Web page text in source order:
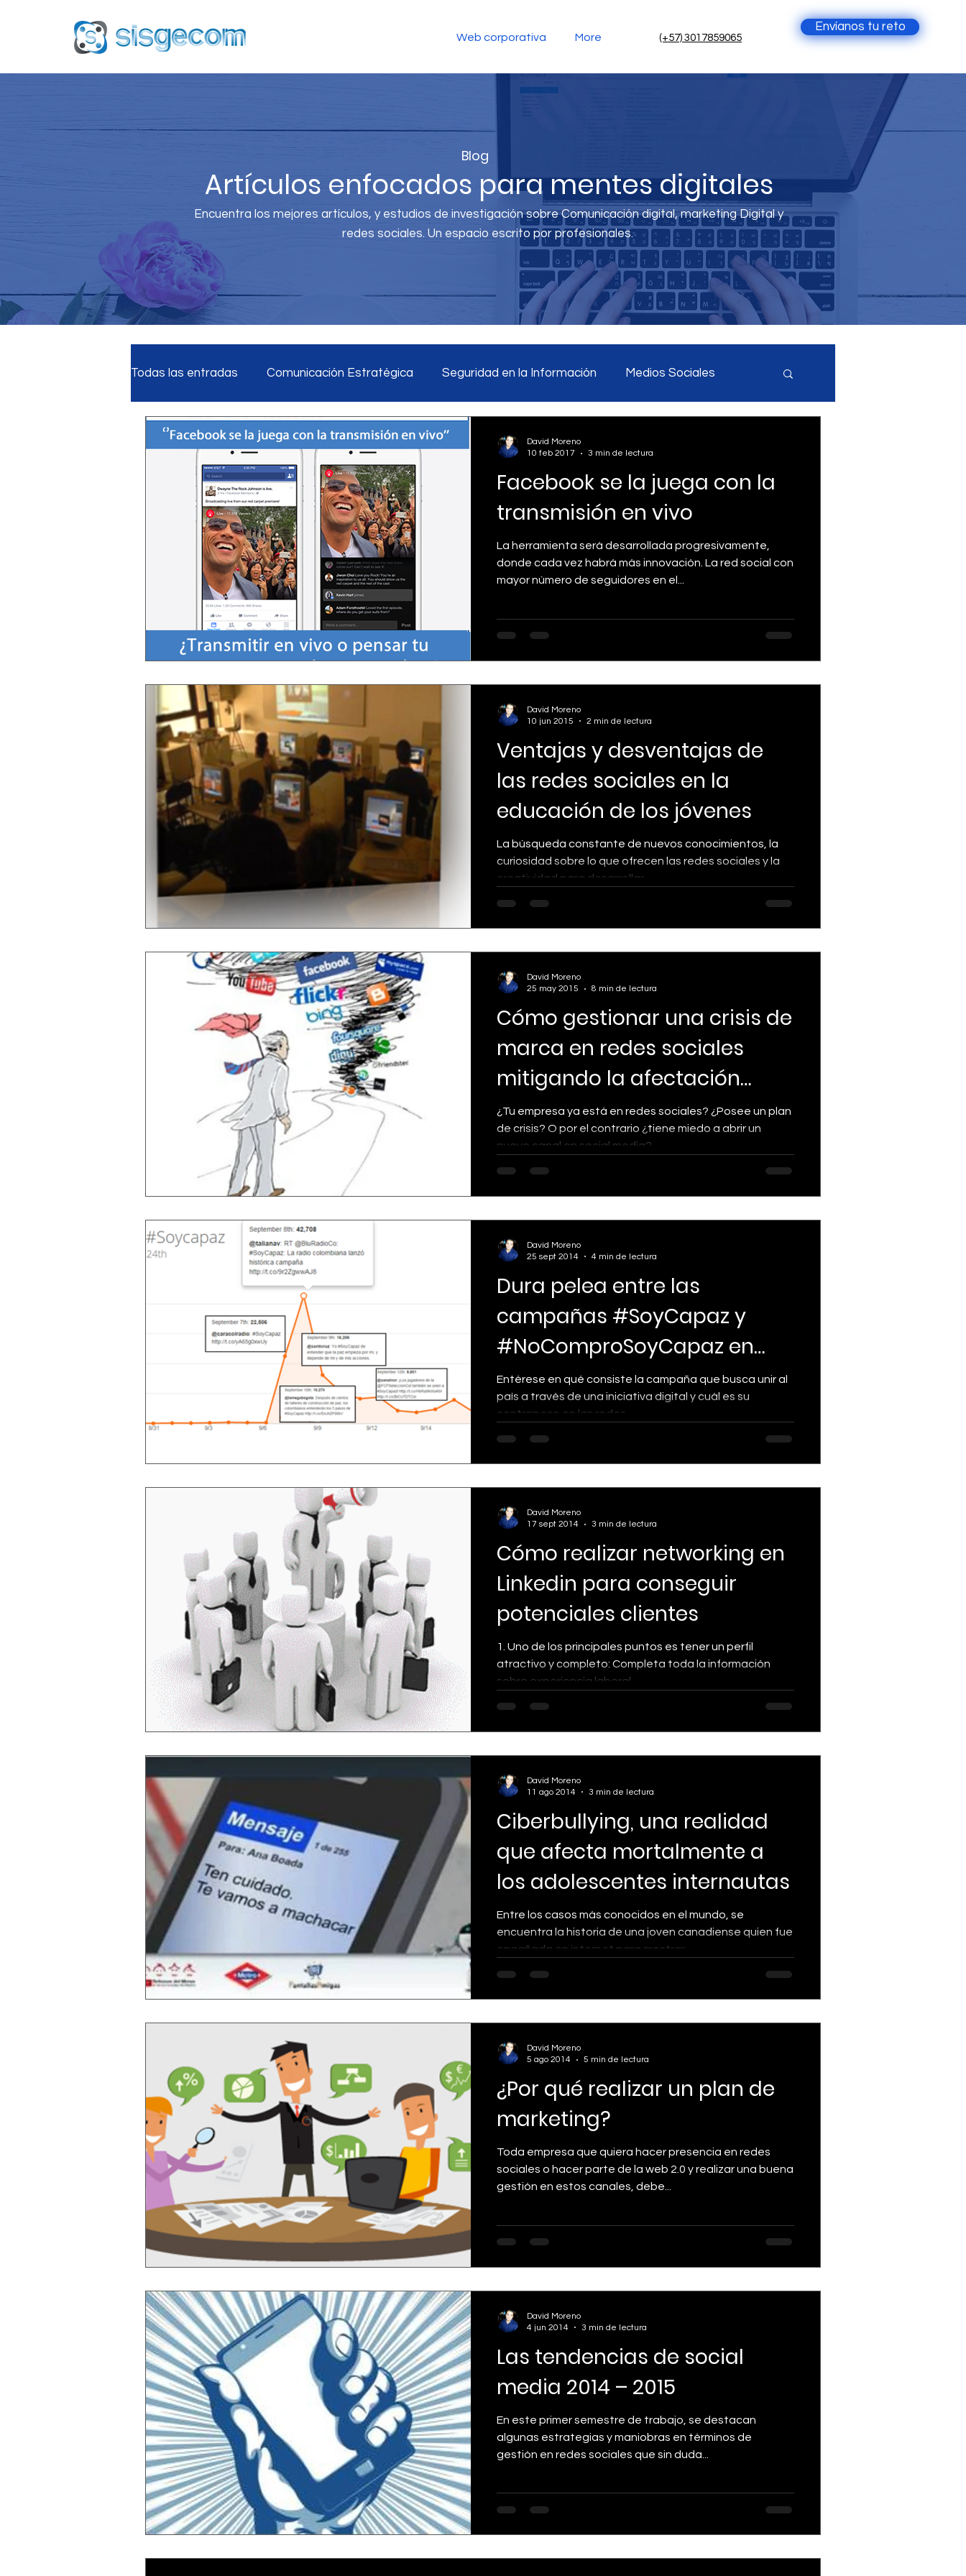
Web corporativa More (+57) 3017859065
Envíanos tu reto
Blog
Artículos enfocados para mentes digitales
Encuentra los mejores artículos, y estudios de investigación sobre Comunicación digital, marketing Digital y
redes sociales. Un espacio escrito por profesionales.
Todas las entradas Comunicación Estratégica Seguridad en la Información Medios Sociales
Reputación Digital Estrategia digital Monitoreo de redes sociales
Medios Sociales Seguridad en la información Marketing Inteligencia Artificial
Facebook se la juega con la
transmisión en vivo
La herramienta será desarrollada progresivamente,
donde cada vez habrá más innovación. La red social con
mayor número de seguidores en el...
David Moreno
10 feb 2017
3 min de lectura
Ventajas y desventajas de
las redes sociales en la
educación de los jóvenes
La búsqueda constante de nuevos conocimientos, la
curiosidad sobre lo que ofrecen las redes sociales y la
creatividad para desarrollar...
David Moreno
10 jun 2015
2 min de lectura
Cómo gestionar una crisis de
marca en redes sociales
mitigando la afectación
reputacional de tu marc
¿Tu empresa ya está en redes sociales? ¿Posee un plan
de crisis? O por el contrario ¿tiene miedo a abrir un
nuevo canal en social media?...
David Moreno
25 may 2015
8 min de lectura
Dura pelea entre las
campañas #SoyCapaz y
#NoComproSoyCapaz en
Redes Sociales
Entérese en qué consiste la campaña que busca unir al
país a través de una iniciativa digital y cuál es su
contrapeso en las redes...
David Moreno
25 sept 2014
4 min de lectura
Cómo realizar networking en
Linkedin para conseguir
potenciales clientes
1. Uno de los principales puntos es tener un perfil
atractivo y completo: Completa toda la información
sobre experiencia laboral,...
David Moreno
17 sept 2014
3 min de lectura
Ciberbullying, una realidad
que afecta mortalmente a
los adolescentes internautas
Entre los casos más conocidos en el mundo, se
encuentra la historia de una joven canadiense quien fue
engañada en internet para mostrar...
David Moreno
11 ago 2014
3 min de lectura
¿Por qué realizar un plan de
marketing?
Toda empresa que quiera hacer presencia en redes
sociales o hacer parte de la web 2.0 y realizar una buena
gestión en estos canales, debe...
David Moreno
5 ago 2014
5 min de lectura
Las tendencias de social
media 2014 – 2015
En este primer semestre de trabajo, se destacan
algunas estrategias y maniobras en términos de
gestión en redes sociales que sin duda...
David Moreno
4 jun 2014
3 min de lectura